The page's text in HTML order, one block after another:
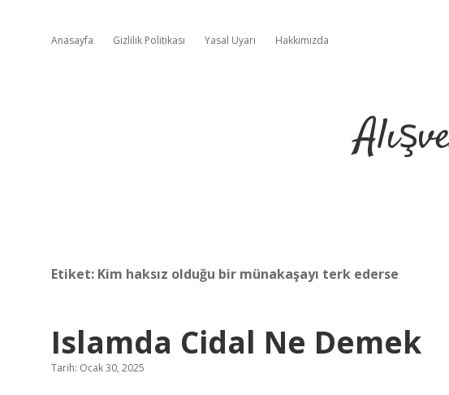
Anasayfa Gizlilik Politikası Yasal Uyarı Hakkımızda
Etiket: Kim haksız olduğu bir münakaşayı terk ederse
Islamda Cidal Ne Demek
Tarih: Ocak 30, 2025